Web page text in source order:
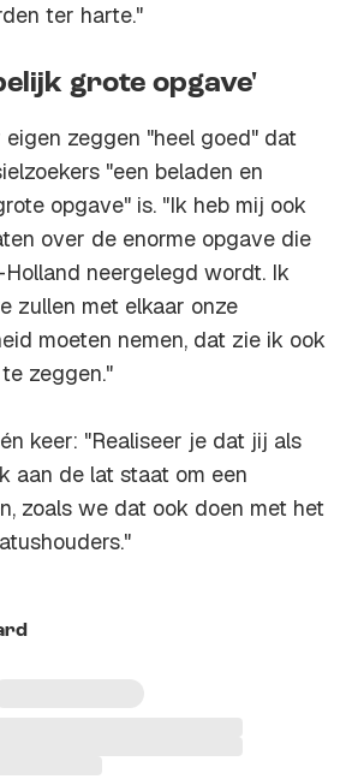
ter harte."
grote opgave'
zeggen "heel goed" dat
"een beladen en
opgave" is. "Ik heb mij ook
over de enorme opgave die
neergelegd wordt. Ik
zullen met elkaar onze
moeten nemen, dat zie ik ook
zeggen."
keer: "Realiseer je dat jij als
aan de lat staat om een
zoals we dat ook doen met het